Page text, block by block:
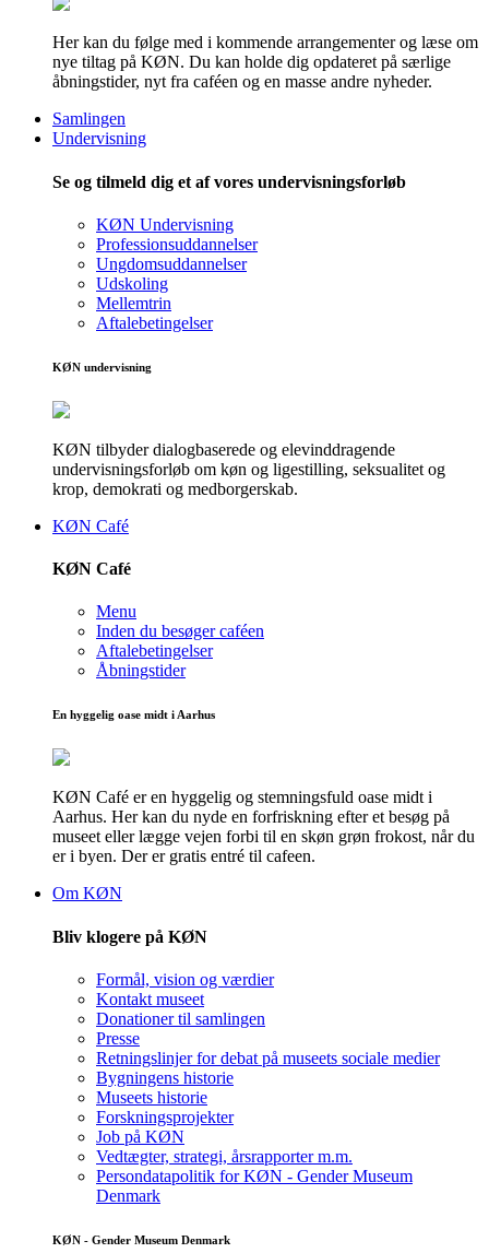
Her kan du følge med i kommende arrangementer og læse om
nye tiltag på KØN. Du kan holde dig opdateret på særlige
åbningstider, nyt fra caféen og en masse andre nyheder.
Samlingen
Undervisning
Se og tilmeld dig et af vores undervisningsforløb
KØN Undervisning
Professionsuddannelser
Ungdomsuddannelser
Udskoling
Mellemtrin
Aftalebetingelser
KØN undervisning
KØN tilbyder dialogbaserede og elevinddragende
undervisningsforløb om køn og ligestilling, seksualitet og
krop, demokrati og medborgerskab.
KØN Café
KØN Café
Menu
Inden du besøger caféen
Aftalebetingelser
Åbningstider
En hyggelig oase midt i Aarhus
KØN Café er en hyggelig og stemningsfuld oase midt i
Aarhus. Her kan du nyde en forfriskning efter et besøg på
museet eller lægge vejen forbi til en skøn grøn frokost, når du
er i byen. Der er gratis entré til cafeen.
Om KØN
Bliv klogere på KØN
Formål, vision og værdier
Kontakt museet
Donationer til samlingen
Presse
Retningslinjer for debat på museets sociale medier
Bygningens historie
Museets historie
Forskningsprojekter
Job på KØN
Vedtægter, strategi, årsrapporter m.m.
Persondatapolitik for KØN - Gender Museum
Denmark
KØN - Gender Museum Denmark